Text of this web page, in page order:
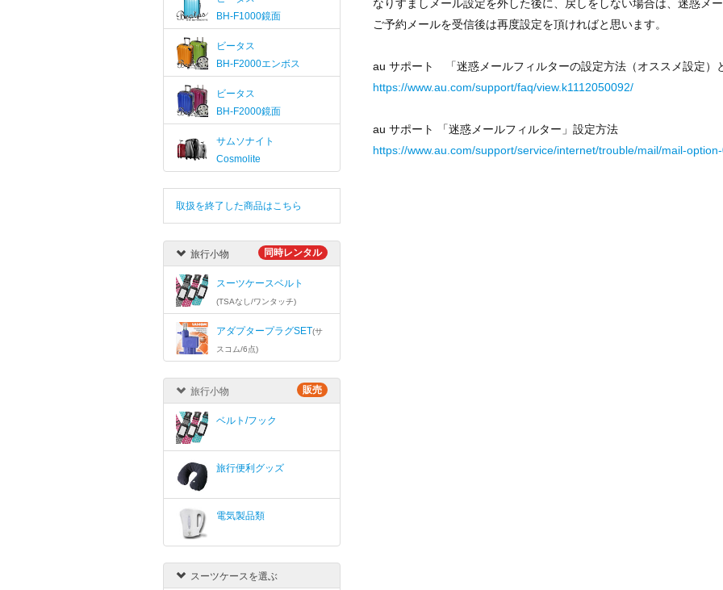
なりすましメール設定を外した後に、戻しをしない場合は、迷惑メ
ご予約メールを受信後は再度設定を頂ければと思います。
au サポート 「迷惑メールフィルターの設定方法（オススメ設定）
https://www.au.com/support/faq/view.k1112050092/
au サポート 「迷惑メールフィルター」設定方法
https://www.au.com/support/service/internet/trouble/mail/mail-
BH-F1000鏡面
ビータス
BH-F2000エンボス
ビータス
BH-F2000鏡面
サムソナイト
Cosmolite
取扱を終了した商品はこちら
旅行小物 同時レンタル
スーツケースベルト
(TSAなし/ワンタッチ)
アダプタープラグSET(サ
スコム/6点)
旅行小物 販売
ベルト/フック
旅行便利グッズ
電気製品類
スーツケースを選ぶ